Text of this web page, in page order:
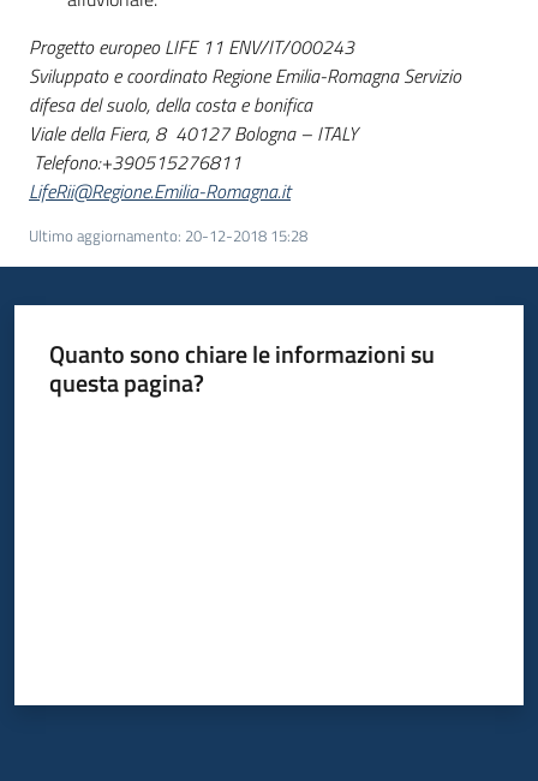
Progetto europeo LIFE 11 ENV/IT/000243
Sviluppato e coordinato Regione Emilia-Romagna Servizio
difesa del suolo, della costa e bonifica
Viale della Fiera, 8 40127 Bologna – ITALY
Telefono:+390515276811
LifeRii@Regione.Emilia-Romagna.it
Ultimo aggiornamento: 20-12-2018 15:28
Quanto sono chiare le informazioni su
questa pagina?